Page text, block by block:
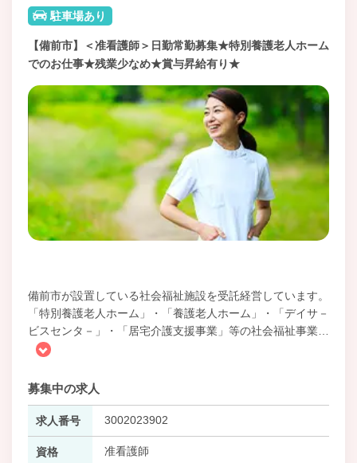
駐車場あり
【備前市】＜准看護師＞日勤常勤募集★特別養護老人ホーム
でのお仕事★残業少なめ★賞与昇給有り★
備前市が設置している社会福祉施設を受託経営しています。
「特別養護老人ホーム」・「養護老人ホーム」・「デイサ－
ビスセンタ－」・「居宅介護支援事業」等の社会福祉事業
募集中の求人
求人番号 3002023902
資格 准看護師